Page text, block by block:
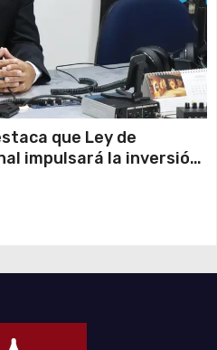
que Ley de
impulsará la inversión